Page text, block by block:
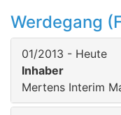
Werdegang
01/2013 - Heute
Inhaber
Mertens Interim